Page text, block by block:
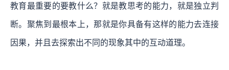
教育最重要的要教什么？就是教思考的能力，就是独立判
断。聚焦到最根本上，那就是你具备有这样的能力去连接
因果，并且去探索出不同的现象其中的互动道理。